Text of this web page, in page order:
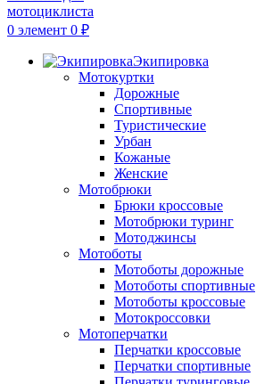
0 элемент 0 ₽
Экипировка
Мотокуртки
Дорожные
Спортивные
Туристические
Урбан
Кожаные
Женские
Мотобрюки
Брюки кроссовые
Мотобрюки туринг
Мотоджинсы
Мотоботы
Мотоботы дорожные
Мотоботы спортивные
Мотоботы кроссовые
Мотокроссовки
Мотоперчатки
Перчатки кроссовые
Перчатки спортивные